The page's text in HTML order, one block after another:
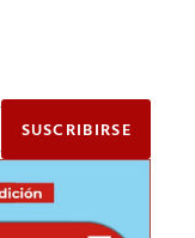
SUSCRIBIRSE